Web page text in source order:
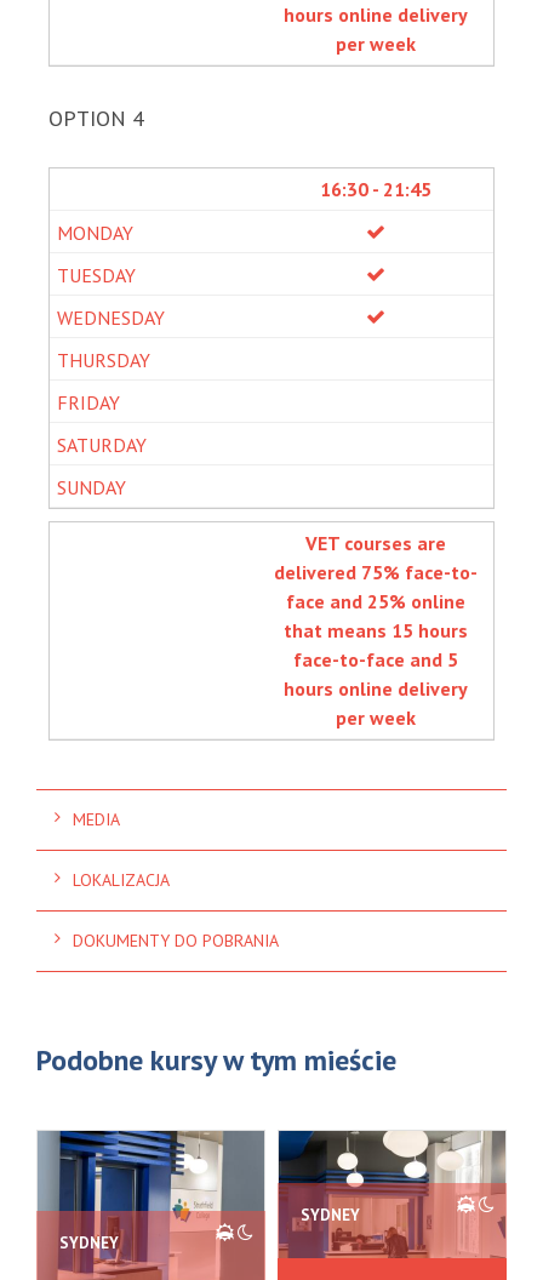
hours online delivery
per week
OPTION 4
16:30 - 21:45
VET courses are
delivered 75% face-to-
face and 25% online
that means 15 hours
face-to-face and 5
hours online delivery
per week
MEDIA
LOKALIZACJA
DOKUMENTY DO POBRANIA
Podobne kursy w tym mieście
SYDNEY
SYDNEY